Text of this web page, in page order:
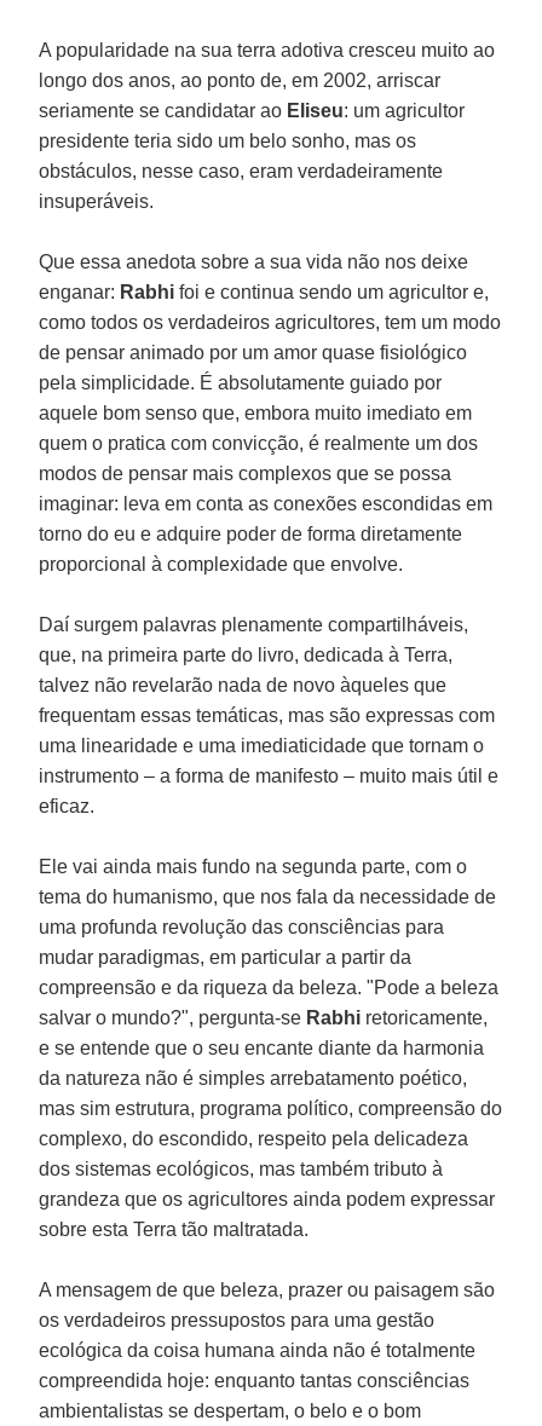
A popularidade na sua terra adotiva cresceu muito ao
longo dos anos, ao ponto de, em 2002, arriscar
seriamente se candidatar ao Eliseu: um agricultor
presidente teria sido um belo sonho, mas os
obstáculos, nesse caso, eram verdadeiramente
insuperáveis.
Que essa anedota sobre a sua vida não nos deixe
enganar: Rabhifoi e continua sendo um agricultor e,
como todos os verdadeiros agricultores, tem um modo
de pensar animado por um amor quase fisiológico
pela simplicidade. É absolutamente guiado por
aquele bom senso que, embora muito imediato em
quem o pratica com convicção, é realmente um dos
modos de pensar mais complexos que se possa
imaginar: leva em conta as conexões escondidas em
torno do eu e adquire poder de forma diretamente
proporcional à complexidade que envolve.
Daí surgem palavras plenamente compartilháveis,
que, na primeira parte do livro, dedicada à Terra,
talvez não revelarão nada de novo àqueles que
frequentam essas temáticas, mas são expressas com
uma linearidade e uma imediaticidade que tornam o
instrumento – a forma de manifesto – muito mais útil e
eficaz.
Ele vai ainda mais fundo na segunda parte, com o
tema do humanismo, que nos fala da necessidade de
uma profunda revolução das consciências para
mudar paradigmas, em particular a partir da
compreensão e da riqueza da beleza. "Pode a beleza
salvar o mundo?", pergunta-se Rabhi retoricamente,
e se entende que o seu encante diante da harmonia
da natureza não é simples arrebatamento poético,
mas sim estrutura, programa político, compreensão do
complexo, do escondido, respeito pela delicadeza
dos sistemas ecológicos, mas também tributo à
grandeza que os agricultores ainda podem expressar
sobre esta Terra tão maltratada.
A mensagem de que beleza, prazer ou paisagem são
os verdadeiros pressupostos para uma gestão
ecológica da coisa humana ainda não é totalmente
compreendida hoje: enquanto tantas consciências
ambientalistas se despertam, o belo e o bom